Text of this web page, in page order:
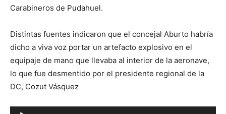
Carabineros de Pudahuel.
Distintas fuentes indicaron que el concejal Aburto habría
dicho a viva voz portar un artefacto explosivo en el
equipaje de mano que llevaba al interior de la aeronave,
lo que fue desmentido por el presidente regional de la
DC, Cozut Vásquez